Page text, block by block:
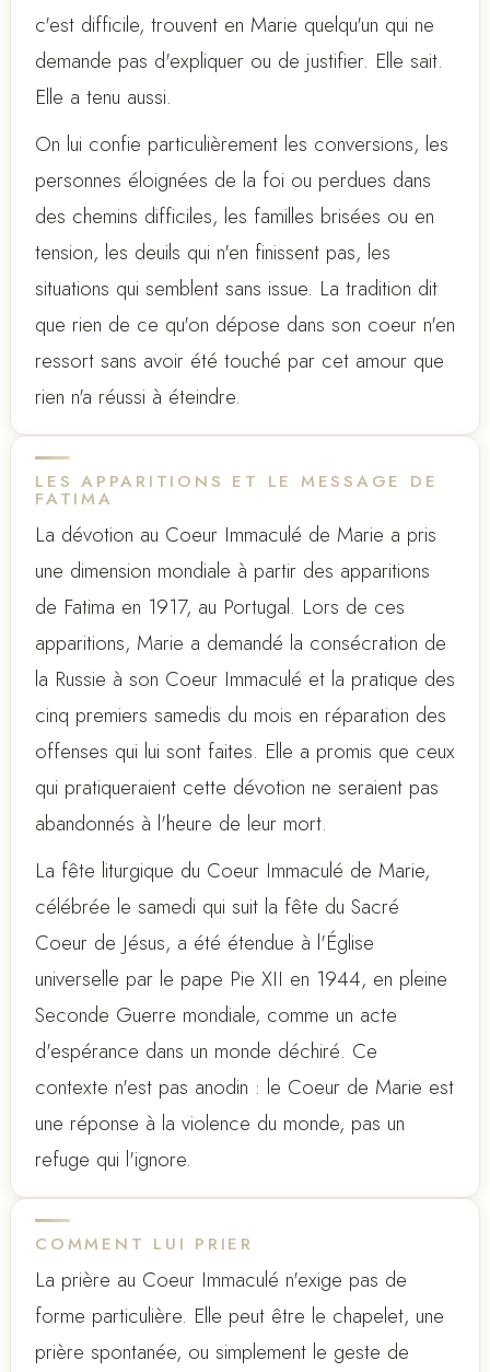
c'est difficile, trouvent en Marie quelqu'un qui ne
demande pas d'expliquer ou de justifier. Elle sait.
Elle a tenu aussi.
On lui confie particulièrement les conversions, les
personnes éloignées de la foi ou perdues dans
des chemins difficiles, les familles brisées ou en
tension, les deuils qui n'en finissent pas, les
situations qui semblent sans issue. La tradition dit
que rien de ce qu'on dépose dans son coeur n'en
ressort sans avoir été touché par cet amour que
rien n'a réussi à éteindre.
LES APPARITIONS ET LE MESSAGE DE
FATIMA
La dévotion au Coeur Immaculé de Marie a pris
une dimension mondiale à partir des apparitions
de Fatima en 1917, au Portugal. Lors de ces
apparitions, Marie a demandé la consécration de
la Russie à son Coeur Immaculé et la pratique des
cinq premiers samedis du mois en réparation des
offenses qui lui sont faites. Elle a promis que ceux
qui pratiqueraient cette dévotion ne seraient pas
abandonnés à l'heure de leur mort.
La fête liturgique du Coeur Immaculé de Marie,
célébrée le samedi qui suit la fête du Sacré
Coeur de Jésus, a été étendue à l'Église
universelle par le pape Pie XII en 1944, en pleine
Seconde Guerre mondiale, comme un acte
d'espérance dans un monde déchiré. Ce
contexte n'est pas anodin : le Coeur de Marie est
une réponse à la violence du monde, pas un
refuge qui l'ignore.
COMMENT LUI PRIER
La prière au Coeur Immaculé n'exige pas de
forme particulière. Elle peut être le chapelet, une
prière spontanée, ou simplement le geste de